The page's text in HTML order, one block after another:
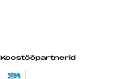
Koostööpartnerid